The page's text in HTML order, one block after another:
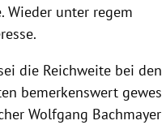
. Wieder unter regem
.
die Reichweite bei den
bemerkenswert
Wolfgang Bachmayer